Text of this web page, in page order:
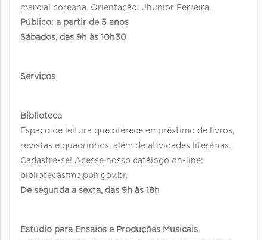
marcial coreana. Orientação: Jhunior Ferreira.
Público: a partir de 5 anos
Sábados, das 9h às 10h30
Serviços
Biblioteca
Espaço de leitura que oferece empréstimo de livros,
revistas e quadrinhos, além de atividades literárias.
Cadastre-se! Acesse nosso catálogo on-line:
bibliotecasfmc.pbh.gov.br.
De segunda a sexta, das 9h às 18h
Estúdio para Ensaios e Produções Musicais